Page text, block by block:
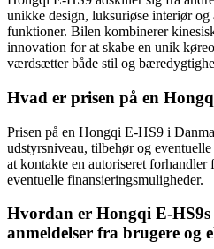
unikke design, luksuriøse interiør og
funktioner. Bilen kombinerer
innovation for at skabe en unik
værdsætter både stil og
Hvad er prisen på en
Prisen på en Hongqi E-HS9 i
udstyrsniveau, tilbehør og
at kontakte en autoriseret
eventuelle finansieringsmuligheder.
Hvordan er Hongqi E-HS9s
anmeldelser fra brugere og